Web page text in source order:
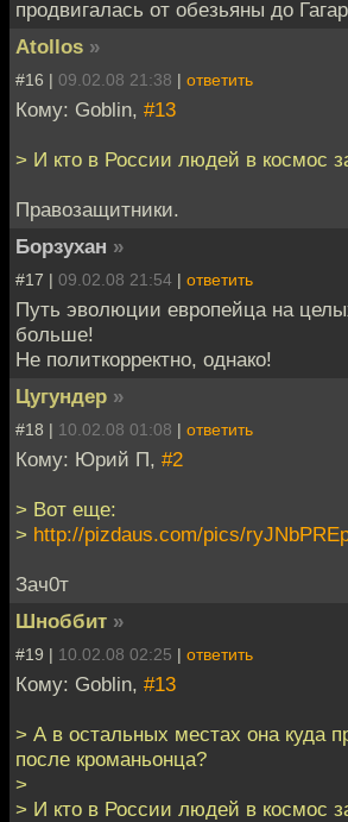
продвигалась от обезьяны до
Atollos »
#16 | 09.02.08 21:38 | ответить
Кому: Goblin, #13
> И кто в России людей в космос
Правозащитники.
Борзухан »
#17 | 09.02.08 21:54 | ответить
Путь эволюции европейца на
больше!
Не политкорректно, однако!
Цугундер »
#18 | 10.02.08 01:08 | ответить
Кому: Юрий П, #2
> Вот еще:
> http://pizdaus.com/pics/
Зач0т
Шноббит »
#19 | 10.02.08 02:25 | ответить
Кому: Goblin, #13
> А в остальных местах она куда
после кроманьонца?
>
> И кто в России людей в космос